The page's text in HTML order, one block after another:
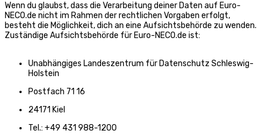
Wenn du glaubst, dass die Verarbeitung deiner Daten auf Euro-
NECO.de nicht im Rahmen der rechtlichen Vorgaben erfolgt,
besteht die Möglichkeit, dich an eine Aufsichtsbehörde zu wenden.
Zuständige Aufsichtsbehörde für Euro-NECO.de ist:
Unabhängiges Landeszentrum für Datenschutz Schleswig-
Holstein
Postfach 71 16
24171 Kiel
Tel.: +49 431 988-1200